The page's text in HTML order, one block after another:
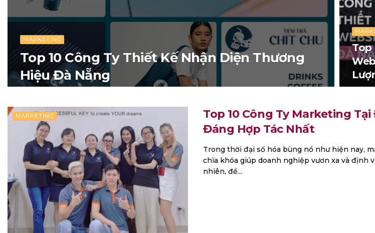
MARKETING
Top 10 Công Ty Thiết Kế Nhận Diện Thương
Hiệu Đà Nẵng
Top
MARKETING
Top 10 Công Ty Marketing
Đáng Hợp Tác Nhất
Trong thời đại số hóa bùng nổ như hiện nay,
chìa khóa giúp doanh nghiệp vươn xa và định
nhiên, để...